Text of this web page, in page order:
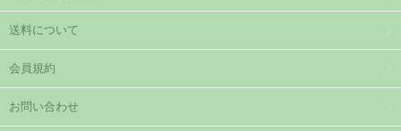
送料について
会員規約
お問い合わせ